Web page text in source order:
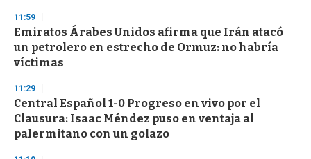
d
s
11:59
Emiratos Árabes Unidos afirma que Irán atacó
un petrolero en estrecho de Ormuz: no habría
víctimas
11:29
Central Español 1-0 Progreso en vivo por el
Clausura: Isaac Méndez puso en ventaja al
palermitano con un golazo